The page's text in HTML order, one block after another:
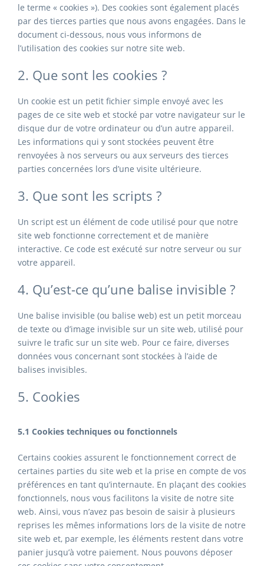
le terme « cookies »). Des cookies sont également placés
par des tierces parties que nous avons engagées. Dans le
document ci-dessous, nous vous informons de
l’utilisation des cookies sur notre site web.
2. Que sont les cookies ?
Un cookie est un petit fichier simple envoyé avec les
pages de ce site web et stocké par votre navigateur sur le
disque dur de votre ordinateur ou d’un autre appareil.
Les informations qui y sont stockées peuvent être
renvoyées à nos serveurs ou aux serveurs des tierces
parties concernées lors d’une visite ultérieure.
3. Que sont les scripts ?
Un script est un élément de code utilisé pour que notre
site web fonctionne correctement et de manière
interactive. Ce code est exécuté sur notre serveur ou sur
votre appareil.
4. Qu’est-ce qu’une balise invisible ?
Une balise invisible (ou balise web) est un petit morceau
de texte ou d’image invisible sur un site web, utilisé pour
suivre le trafic sur un site web. Pour ce faire, diverses
données vous concernant sont stockées à l’aide de
balises invisibles.
5. Cookies
5.1 Cookies techniques ou fonctionnels
Certains cookies assurent le fonctionnement correct de
certaines parties du site web et la prise en compte de vos
préférences en tant qu’internaute. En plaçant des cookies
fonctionnels, nous vous facilitons la visite de notre site
web. Ainsi, vous n’avez pas besoin de saisir à plusieurs
reprises les mêmes informations lors de la visite de notre
site web et, par exemple, les éléments restent dans votre
panier jusqu’à votre paiement. Nous pouvons déposer